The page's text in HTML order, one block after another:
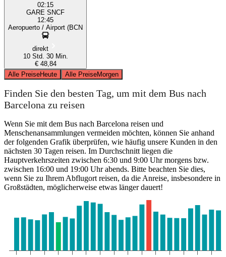
02:15
GARE SNCF
12:45
Aeropuerto / Airport (BCN
direkt
10 Std. 30 Min.
€ 48,84
Alle PreiseHeute Alle PreiseMorgen
Finden Sie den besten Tag, um mit dem Bus nach
Barcelona zu reisen
Wenn Sie mit dem Bus nach Barcelona reisen und
Menschenansammlungen vermeiden möchten, können Sie anhand
der folgenden Grafik überprüfen, wie häufig unsere Kunden in den
nächsten 30 Tagen reisen. Im Durchschnitt liegen die
Hauptverkehrszeiten zwischen 6:30 und 9:00 Uhr morgens bzw.
zwischen 16:00 und 19:00 Uhr abends. Bitte beachten Sie dies,
wenn Sie zu Ihrem Abflugort reisen, da die Anreise, insbesondere in
Großstädten, möglicherweise etwas länger dauert!